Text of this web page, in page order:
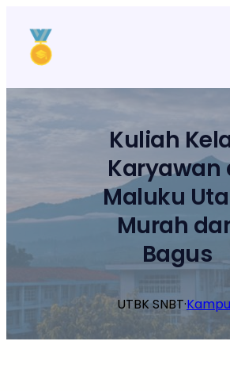
konten
Kuliah
Karyawan
Maluku
Murah
Bagus
UTBK SNBT·